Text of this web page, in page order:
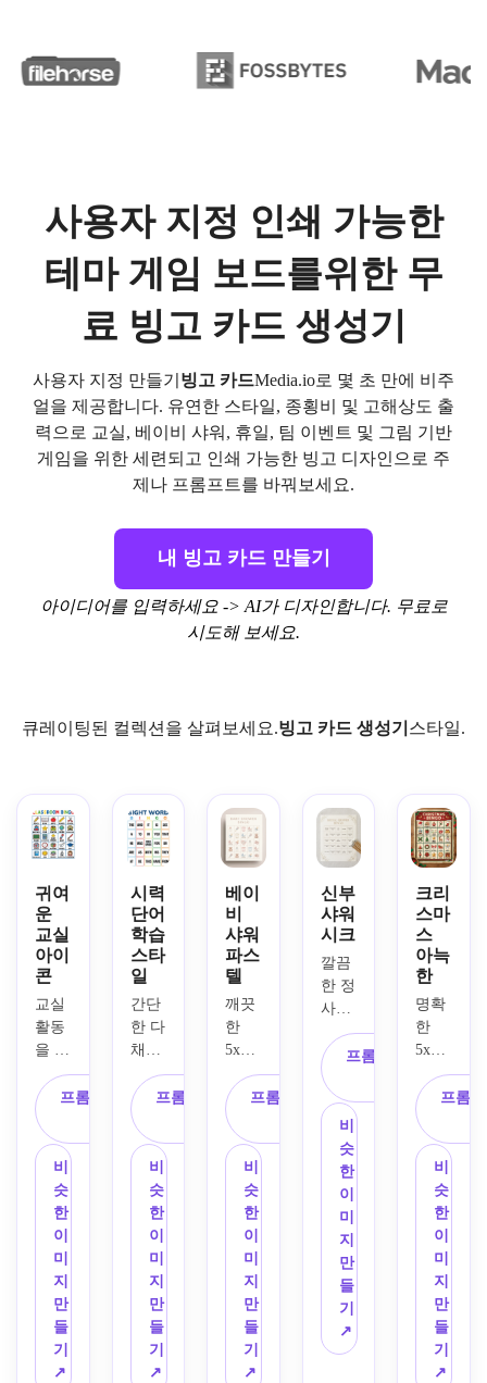
사용자 지정 인쇄 가능한
테마 게임 보드를위한 무
료 빙고 카드 생성기
사용자 지정 만들기 빙고 카드Media.io로 몇 초 만에 비주
얼을 제공합니다. 유연한 스타일, 종횡비 및 고해상도 출
력으로 교실, 베이비 샤워, 휴일, 팀 이벤트 및 그림 기반
게임을 위한 세련되고 인쇄 가능한 빙고 디자인으로 주
제나 프롬프트를 바꿔보세요.
내 빙고 카드 만들기
아이디어를 입력하세요 -> AI가 디자인합니다. 무료로
시도해 보세요.
큐레이팅된 컬렉션을 살펴보세요.빙고 카드 생성기 스타일.
귀여
운
교실
아이
콘
교실
활동
을 위
한 밝
은 인
쇄 가
능한
빙고
카드
디자
인으
로,
깨끗
5x5
그리
프롬프트 복
비
슷
한
이
미
지
만
들
기
↗
시력
단어
학습
스타
일
간단
한 다
채로
5x5
그리
드,
대담
한 세
리프
없는
제목,
높은
가독
밝은
기본
프롬프트 복
비
슷
한
이
미
지
만
들
기
↗
베이
비
샤워
파스
텔
깨끗
한
5x5
그리
드,
병,
딸랑
이,
원피
스,
유모
차,
젖꼭
지와
같은
수채
화 스
프롬프트 복
비
슷
한
이
미
지
만
들
기
↗
신부
샤워
시크
깔끔
한 정
사각
형 그
리드,
중립
적인
베이
지와
샴페
인 색
상 팔
레트,
모서
리의
미묘
한 플
로럴
프롬프트 복
비
슷
한
이
미
지
만
들
기
↗
크리
스마
스
아늑
한
명확
한
5x5
인쇄
가능
한 그
리드
가 있
는 축
제 크
리스
마스
빙고
카드
디자
인,
장식
프롬
비
슷
한
이
미
지
만
들
기
↗